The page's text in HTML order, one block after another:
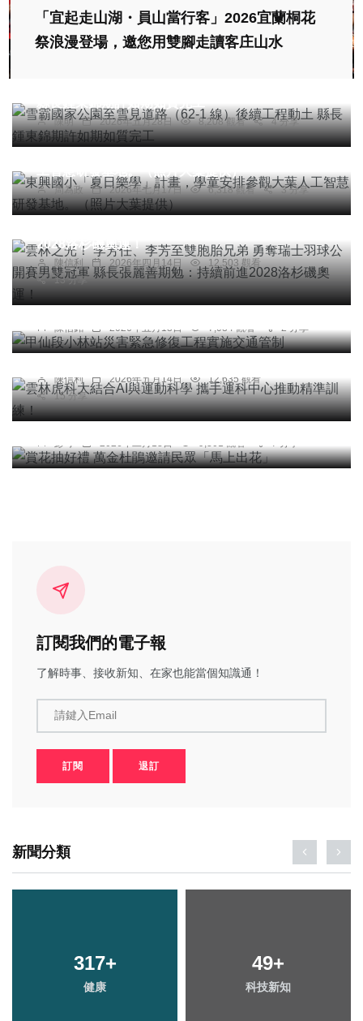
「宜起走山湖・員山當行客」2026宜蘭桐花
祭浪漫登場，邀您用雙腳走讀客庄山水
陳明 2026年五月28日 8,208 觀看 4 分享
社會 綜合新聞 健康 文教
東興國小「夏日樂學」計畫，學童安排參觀大葉人
周為政 2026年七月17日 6,318 觀看 3 分享
綜合新聞
雲林之光！ 李芳任、李芳至雙胞胎兄弟 勇奪瑞士
2028洛杉磯奧運！
陳信利 2026年四月14日
12,503 觀看
13 分享
綜合新聞
甲仙段小林站災害緊急修復工程實施交通管制
陳信銘 2026年五月13日 7,034 觀看 2 分享
雲林虎科大結合AI與運動科學 攜手運科中心推動精
陳信利 2026年五月14日
12,635 觀看
15 分享
綜合新聞
賞花抽好禮 萬金杜鵑邀請民眾「馬上出花」
彭可 2026年二月13日 9,301 觀看 7 分享
訂閱我們的電子報
了解時事、接收新知、在家也能當個知識通！
請鍵入Email
訂閱 退訂
新聞分類
317+
健康
49+
科技新知